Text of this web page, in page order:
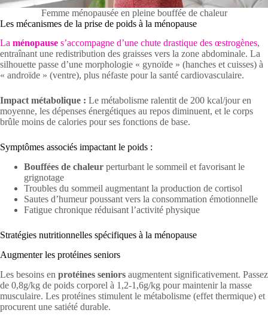
Femme ménopausée en pleine bouffée de chaleur
Les mécanismes de la prise de poids à la ménopause
La ménopause s’accompagne d’une chute drastique des œstrogènes,
entraînant une redistribution des graisses vers la zone abdominale. La
silhouette passe d’une morphologie « gynoïde » (hanches et cuisses) à
« androïde » (ventre), plus néfaste pour la santé cardiovasculaire.
Impact métabolique : Le métabolisme ralentit de 200 kcal/jour en
moyenne, les dépenses énergétiques au repos diminuent, et le corps
brûle moins de calories pour ses fonctions de base.
Symptômes associés impactant le poids :
Bouffées de chaleur perturbant le sommeil et favorisant le
grignotage
Troubles du sommeil augmentant la production de cortisol
Sautes d’humeur poussant vers la consommation émotionnelle
Fatigue chronique réduisant l’activité physique
Stratégies nutritionnelles spécifiques à la ménopause
Augmenter les protéines seniors
Les besoins en protéines seniors augmentent significativement. Passez
de 0,8g/kg de poids corporel à 1,2-1,6g/kg pour maintenir la masse
musculaire. Les protéines stimulent le métabolisme (effet thermique) et
procurent une satiété durable.